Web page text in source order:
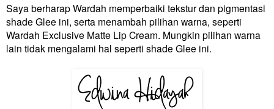
Saya berharap Wardah memperbaiki tekstur dan pigmentasi
shade Glee ini, serta menambah pilihan warna, seperti
Wardah Exclusive Matte Lip Cream. Mungkin pilihan warna
lain tidak mengalami hal seperti shade Glee ini.